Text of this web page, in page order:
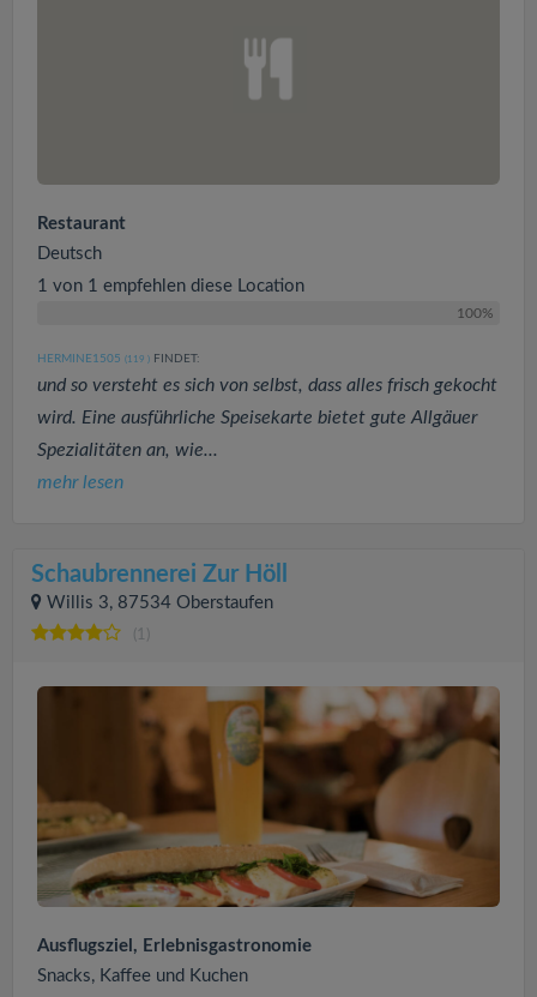
Restaurant
Deutsch
1 von 1 empfehlen diese Location
100%
HERMINE1505 (119 ) FINDET:
und so versteht es sich von selbst, dass alles frisch gekocht
wird. Eine ausführliche Speisekarte bietet gute Allgäuer
Spezialitäten an, wie...
mehr lesen
Schaubrennerei Zur Höll
Willis 3, 87534 Oberstaufen
(1)
Ausflugsziel, Erlebnisgastronomie
Snacks, Kaffee und Kuchen